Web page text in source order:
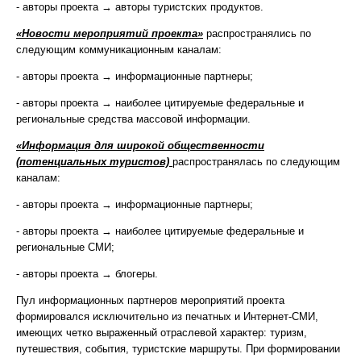
- авторы проекта → авторы туристских продуктов.
«Новости мероприятий проекта» распространялись по
следующим коммуникационным каналам:
- авторы проекта → информационные партнеры;
- авторы проекта → наиболее цитируемые федеральные и
региональные средства массовой информации.
«Информация для широкой общественности
(потенциальных туристов) распространялась по следующим
каналам:
- авторы проекта → информационные партнеры;
- авторы проекта → наиболее цитируемые федеральные и
региональные СМИ;
- авторы проекта → блогеры.
Пул информационных партнеров мероприятий проекта
формировался исключительно из печатных и Интернет-СМИ,
имеющих четко выраженный отраслевой характер: туризм,
путешествия, события, туристские маршруты. При формировании